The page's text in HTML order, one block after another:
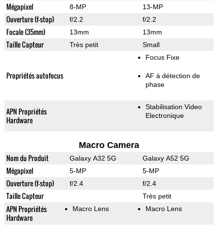
Mégapixel 8-MP 13-MP
Ouverture (f-stop) f/2.2 f/2.2
Focale (35mm) 13mm 13mm
Taille Capteur Très petit Small
Propriétés autofocus
Focus Fixe
AF à détection de
phase
APN Propriétés
Hardware
Stabilisation Video
Electronique
Macro Camera
Nom du Produit Galaxy A32 5G Galaxy A52 5G
Mégapixel 5-MP 5-MP
Ouverture (f-stop) f/2.4 f/2.4
Taille Capteur Très petit
APN Propriétés
Hardware
Macro Lens Macro Lens